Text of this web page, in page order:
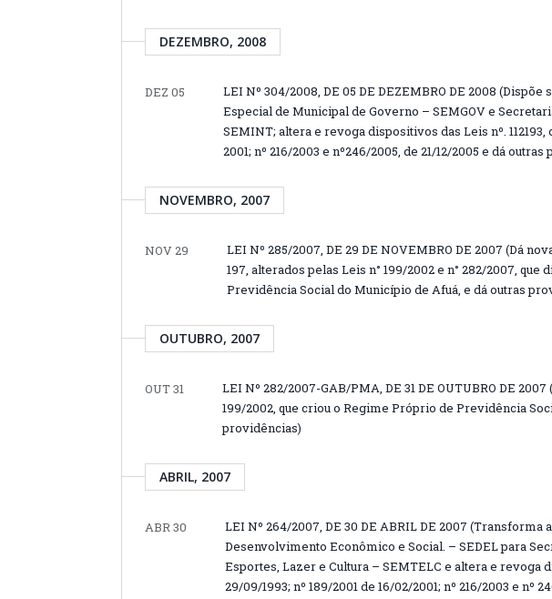
DEZEMBRO, 2008
DEZ 05
LEI Nº 304/2008, DE 05 DE DEZEMBRO DE 2008
Especial de Municipal de Governo – SEMGOV e
SEMINT; altera e revoga dispositivos das Leis nº. 112193,
2001; nº 216/2003 e nº246/2005, de 21/12/2005 e dá
NOVEMBRO, 2007
NOV 29
LEI Nº 285/2007, DE 29 DE NOVEMBRO DE 2007 (Dá
197, alterados pelas Leis n° 199/2002 e n° 282/2007,
Previdência Social do Município de Afuá, e dá outras
OUTUBRO, 2007
OUT 31
LEI Nº 282/2007-GAB/PMA, DE 31 DE OUTUBRO DE
199/2002, que criou o Regime Próprio de Previdência
providências)
ABRIL, 2007
ABR 30
LEI Nº 264/2007, DE 30 DE ABRIL DE 2007 (Transforma
Desenvolvimento Econômico e Social. – SEDEL para
Esportes, Lazer e Cultura – SEMTELC e altera e revoga
29/09/1993; nº 189/2001 de 16/02/2001; nº 216/2003 e nº